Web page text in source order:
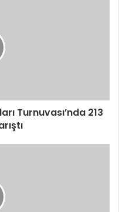
Turnuvası’nda 213